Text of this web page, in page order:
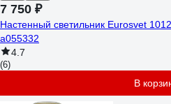
7 750 ₽
Настенный светильник Eurosvet
a055332
4.7
(6)
В